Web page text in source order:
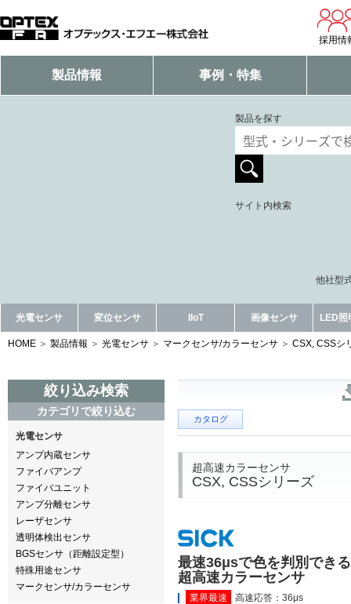
採用情
製品情報 事例・特集
製品を探す
サイト内検索
他社型
光電センサ 変位センサ IIoT 画像センサ LED照
HOME 製品情報 光電センサ マークセンサ/カラーセンサ CSX, CSSシ
絞り込み検索
カテゴリで絞り込む
光電センサ
アンプ内蔵センサ
ファイバアンプ
ファイバユニット
アンプ分離センサ
レーザセンサ
透明体検出センサ
BGSセンサ（距離設定型）
特殊用途センサ
マークセンサ/カラーセンサ
カタログ
超高速カラーセンサ
CSX, CSSシリーズ
最速36μsで色を判別できる
超高速カラーセンサ
業界最速
高速応答：36μs